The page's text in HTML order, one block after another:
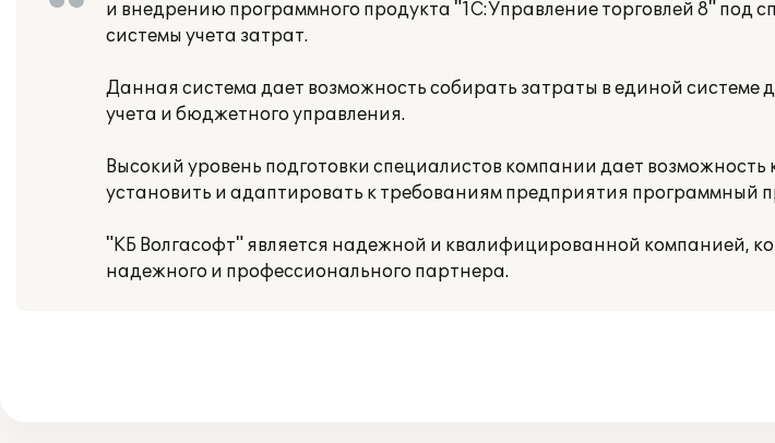
и внедрению программного продукта "1С:Управление торговлей 8" под
системы учета затрат.
Данная система дает возможность собирать затраты в единой системе
учета и бюджетного управления.
Высокий уровень подготовки специалистов компании дает
установить и адаптировать к требованиям предприятия программный
"КБ Волгасофт" является надежной и квалифицированной компанией,
надежного и профессионального партнера.